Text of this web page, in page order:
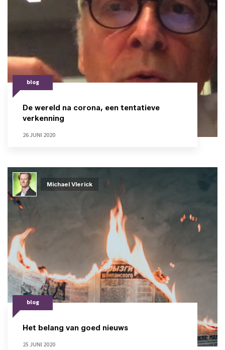
blog
De wereld na corona, een tentatieve
verkenning
26 JUNI 2020
blog
Het belang van goed nieuws
25 JUNI 2020
Michael Vlerick